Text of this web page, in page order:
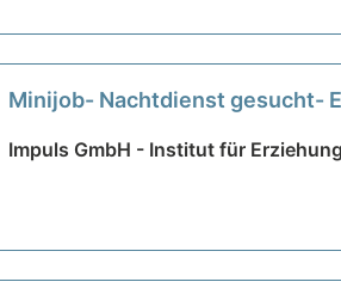
Minijob- Nachtdienst gesucht-
Impuls GmbH - Institut für